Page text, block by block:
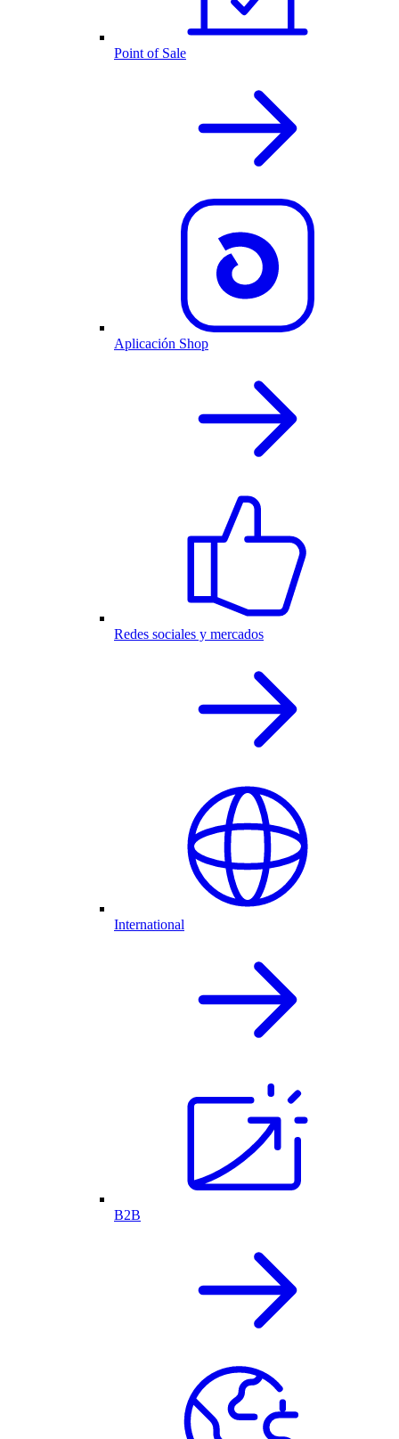
Point of Sale
Aplicación Shop
Redes sociales y mercados
International
B2B